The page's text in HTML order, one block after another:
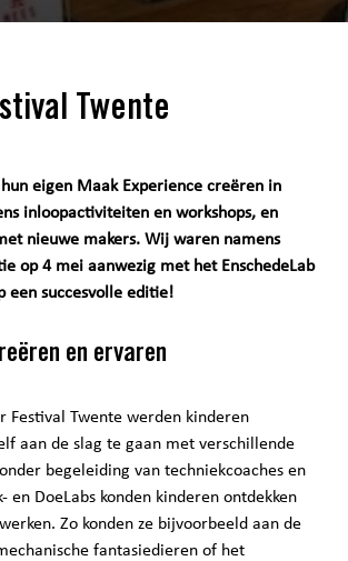
Twente
eigen Maak Experience creëren in
inloopactiviteiten en workshops, en
nieuwe makers. Wij waren namens
op 4 mei aanwezig met het EnschedeLab
een succesvolle editie!
en ervaren
Festival Twente werden kinderen
aan de slag te gaan met verschillende
begeleiding van techniekcoaches en
en DoeLabs konden kinderen ontdekken
Zo konden ze bijvoorbeeld aan de
fantasiedieren of het